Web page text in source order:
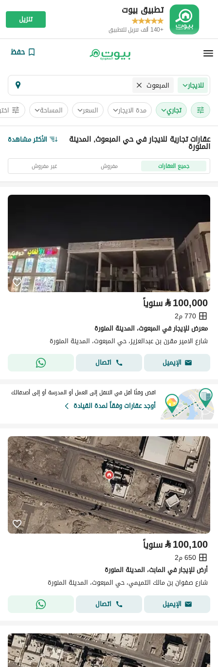
تطبيق بيوت
+140 ألف تنزيل للتطبيق
تنزيل
حفظ
للايجار المبعوث
تجاري مدة الايجار السعر المساحة
عقارات تجارية للايجار في حي المبعوث, المدينة
المنورة الأكثر مشاهدة
جميع العقارات مفروش غير مفروش
⃁100,000 سنوياً
770 م2
معرض للإيجار في المبعوث، المدينة المنورة
شارع الامير مقرن بن عبدالعزيز، حي المبعوث، المدينة المنورة
الإيميل
اتصال
اقض وقتًا أقل في التنقل إلى العمل أو المدرسة أو إلى أصدقائك
أوجد عقارات وفقاً لمدة القيادة
⃁100,100 سنوياً
650 م2
أرض للإيجار في المابث، المدينة المنورة
شارع صفوان بن مالك التميمي، حي المبعوث، المدينة المنورة
الإيميل
اتصال